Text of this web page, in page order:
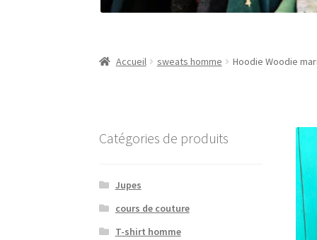
Accueil sweats homme Hoodie Woodie
Catégories de produits
Jupes
cours de couture
T-shirt homme